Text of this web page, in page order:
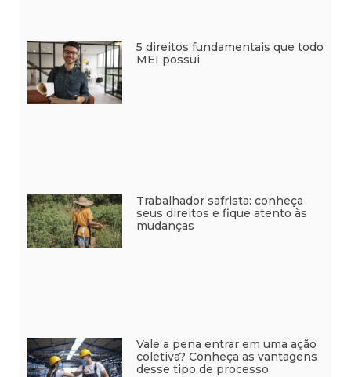
5 direitos fundamentais que todo
MEI possui
Trabalhador safrista: conheça
seus direitos e fique atento às
mudanças
Vale a pena entrar em uma ação
coletiva? Conheça as vantagens
desse tipo de processo